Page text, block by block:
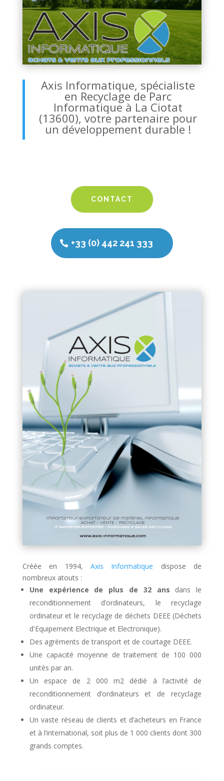
Axis Informatique, spécialiste
en Recyclage de Parc
Informatique à La Ciotat
(13600), votre partenaire pour
un développement durable !
CONTACT
+33 (0) 442 241 333
Créée en 1994, Axis Informatique dispose de
nombreux atouts :
Une expérience de plus de 32 ans dans le
reconditionnement d’ordinateurs, le recyclage
ordinateur et le recyclage de déchets DEEE (Déchets
d'Equipement Electrique et Electronique).
Des agréments de transport et de courtage DEEE.
Une capacité moyenne de traitement de 100 000
unités par an.
Un espace de 2 000 m2 dédié à l’activité de
reconditionnement d’ordinateurs et de recyclage
ordinateur.
Un vaste réseau de clients et d’acheteurs en France
et à l’international, soit plus de 1 000 clients dont 300
grands comptes.